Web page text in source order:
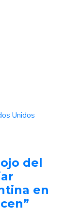
Unidos
del
en